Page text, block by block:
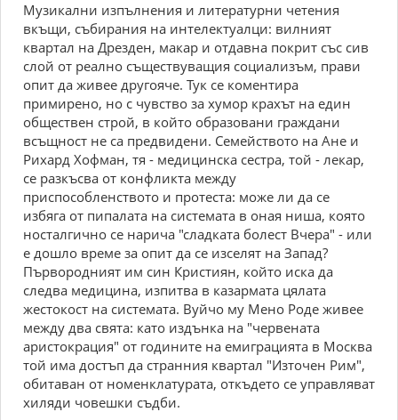
Музикални изпълнения и литературни четения
вкъщи, събирания на интелектуалци: вилният
квартал на Дрезден, макар и отдавна покрит със сив
слой от реално съществуващия социализъм, прави
опит да живее другояче. Тук се коментира
примирено, но с чувство за хумор крахът на един
обществен строй, в който образовани граждани
всъщност не са предвидени. Семейството на Ане и
Рихард Хофман, тя - медицинска сестра, той - лекар,
се разкъсва от конфликта между
приспособленството и протеста: може ли да се
избяга от пипалата на системата в оная ниша, която
носталгично се нарича "сладката болест Вчера" - или
е дошло време за опит да се изселят на Запад?
Първородният им син Кристиян, който иска да
следва медицина, изпитва в казармата цялата
жестокост на системата. Вуйчо му Мено Роде живее
между два свята: като издънка на "червената
аристокрация" от годините на емиграцията в Москва
той има достъп да странния квартал "Източен Рим",
обитаван от номенклатурата, откъдето се управляват
хиляди човешки съдби.